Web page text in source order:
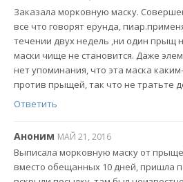
Заказала морковную маску.
все что говорят ерунда,
течении двух недель ,ни один прыщ
маски чище не становится. Даже
нет упоминания, что эта маска
против прыщей, так что не тратьте
Ответить
Аноним МАЙ 21, 2016
Выписала морковную маску от
вместо обещанных 10 дней, пришла